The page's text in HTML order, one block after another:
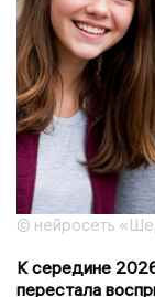
© нейросеть
К середине
перестала